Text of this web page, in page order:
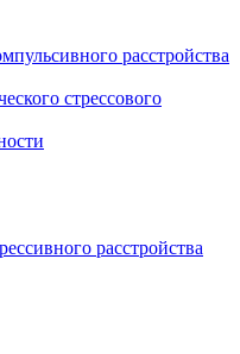
расстройства
стрессового
расстройства